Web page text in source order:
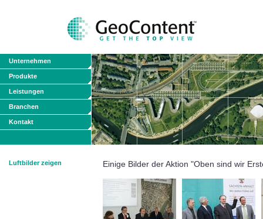
Unternehmen
Produkte
Leistungen
Branchen
Kontakt
Luftbilder zeigen Einige Bilder der Aktion "Oben sind wir